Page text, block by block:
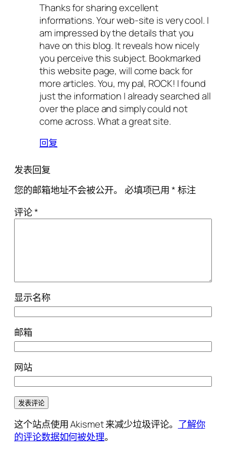
Thanks for sharing excellent
informations. Your web-site is very cool. I
am impressed by the details that you
have on this blog. It reveals how nicely
you perceive this subject. Bookmarked
this website page, will come back for
more articles. You, my pal, ROCK! I found
just the information I already searched all
over the place and simply could not
come across. What a great site.
回复
发表回复
您的邮箱地址不会被公开。 必填项已用*标注
评论*
显示名称
邮箱
网站
这个站点使用 Akismet 来减少垃圾评论。 了解你
的评论数据如何被处理。